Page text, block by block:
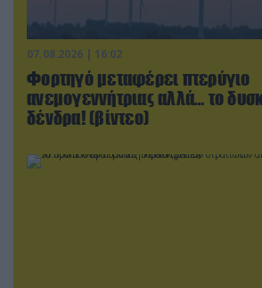
07.08.2026 | 16:02
Φορτηγό μεταφέρει πτερύγιο
ανεμογεννήτριας αλλά… το
δένδρα! (βίντεο)